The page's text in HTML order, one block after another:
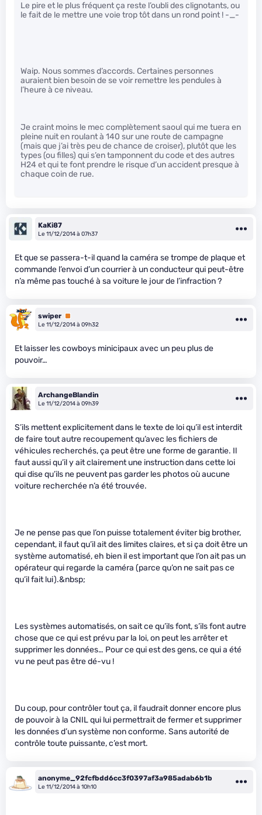
Le pire et le plus fréquent ça reste l’oubli des clignotants, ou
le fait de le mettre une voie trop tôt dans un rond point ! -_-
Waip. Nous sommes d’accords. Certaines personnes
auraient bien besoin de se voir remettre les pendules à
l’heure à ce niveau.
Je craint moins le mec complètement saoul qui me tuera en
pleine nuit en roulant à 140 sur une route de campagne
(mais que j’ai très peu de chance de croiser), plutôt que les
types (ou filles) qui s’en tamponnent du code et des autres
H24 et qui te font prendre le risque d’un accident presque à
chaque coin de rue.
KaKi87
Le 11/12/2014 à 07h37
Et que se passera-t-il quand la caméra se trompe de plaque et
commande l’envoi d’un courrier à un conducteur qui peut-être
n’a même pas touché à sa voiture le jour de l’infraction ?
swiper Premium
Le 11/12/2014 à 09h32
Et laisser les cowboys minicipaux avec un peu plus de
pouvoir…
ArchangeBlandin
Le 11/12/2014 à 09h39
S’ils mettent explicitement dans le texte de loi qu’il est interdit
de faire tout autre recoupement qu’avec les fichiers de
véhicules recherchés, ça peut être une forme de garantie. Il
faut aussi qu’il y ait clairement une instruction dans cette loi
qui dise qu’ils ne peuvent pas garder les photos où aucune
voiture recherchée n’a été trouvée.
Je ne pense pas que l’on puisse totalement éviter big brother,
cependant, il faut qu’il ait des limites claires, et si ça doit être un
système automatisé, eh bien il est important que l’on ait pas un
opérateur qui regarde la caméra (parce qu’on ne sait pas ce
qu’il fait lui).&nbsp;
Les systèmes automatisés, on sait ce qu’ils font, s’ils font autre
chose que ce qui est prévu par la loi, on peut les arrêter et
supprimer les données… Pour ce qui est des gens, ce qui a été
vu ne peut pas être dé-vu !
Du coup, pour contrôler tout ça, il faudrait donner encore plus
de pouvoir à la CNIL qui lui permettrait de fermer et supprimer
les données d’un système non conforme. Sans autorité de
contrôle toute puissante, c’est mort.
anonyme_92fcfbdd6cc3f0397af3a985adab6b1b
Le 11/12/2014 à 10h10